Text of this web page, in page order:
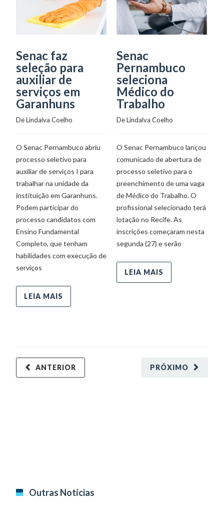
Senac faz
seleção para
auxiliar de
serviços em
Garanhuns
De Lindalva Coelho
O Senac Pernambuco abriu
processo seletivo para
auxiliar de serviços I para
trabalhar na unidade da
instituição em Garanhuns.
Podem participar do
processo candidatos com
Ensino Fundamental
Completo, que tenham
habilidades com execução de
serviços
LEIA MAIS
Senac
Pernambuco
seleciona
Médico do
Trabalho
De Lindalva Coelho
O Senac Pernambuco lançou
comunicado de abertura de
processo seletivo para o
preenchimento de uma vaga
de Médico do Trabalho. O
profissional selecionado terá
lotação no Recife. As
inscrições começaram nesta
segunda (27) e serão
LEIA MAIS
PRÓXIMO
ANTERIOR
Outras Notícias